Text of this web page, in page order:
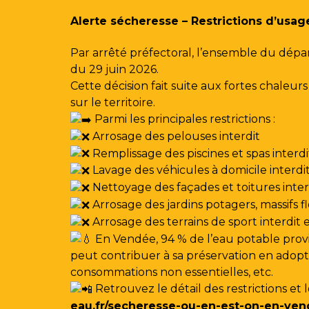
Alerte sécheresse – Restrictions
Par arrêté préfectoral, l’ensemble du
du 29 juin 2026.
Cette décision fait suite aux fortes
sur le territoire.
Parmi les principales restrictions :
Arrosage des pelouses interdit
Remplissage des piscines et spas
Lavage des véhicules à domicile interdit
Nettoyage des façades et toitures
Arrosage des jardins potagers,
Arrosage des terrains de sport interdit
En Vendée, 94 % de l’eau potable
peut contribuer à sa préservation en
consommations non essentielles, etc.
Retrouvez le détail des restrictions et
eau.fr/secheresse-ou-en-est-on-en-